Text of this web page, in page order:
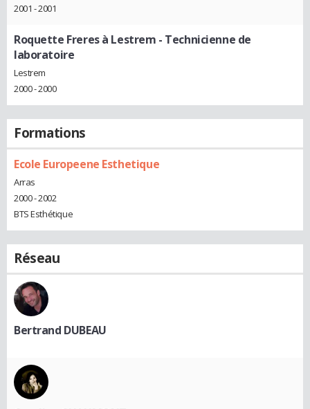
2001 - 2001
Roquette Freres à Lestrem - Technicienne de
laboratoire
Lestrem
2000 - 2000
Formations
Ecole Europeene Esthetique
Arras
2000 - 2002
BTS Esthétique
Réseau
Bertrand DUBEAU